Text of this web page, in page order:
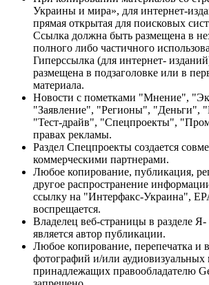
Украины и мира», для интернет-
прямая открытая для поисковых
Ссылка должна быть размещена в
полного либо частичного
Гиперссылка (для интернет-
размещена в подзаголовке или в
материала.
Новости с пометками "Мнение",
"Заявление", "Регионы", "Деньги",
"Тест-драйв", "Спецпроекты",
правах рекламы.
Раздел Спецпроекты создается
коммерческими партнерами.
Любое копирование, публикация,
другое распространение
ссылку на "Интерфакс-Украина",
воспрещается.
Владелец веб-страницы в разделе
является автор публикации.
Любое копирование, перепечатка и
фотографий и/или аудиовизуальных
принадлежащих правообладателю